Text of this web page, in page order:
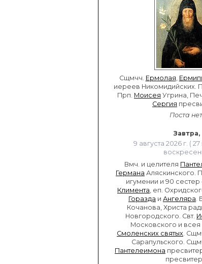
Сщмчч. Ермолая
иереев Никомидийских.
Прп. Моисея Угрина,
Сергия
Поста
Завтра,
9 августа 2026 г. ( 27
Вмч. и целителя
Германа Аляскинского.
игумении и 90 сестер
Климента , еп.
Горазда и Ангеляра .
Кочанова, Христа
Новгородского. Свт.
Московского и всея
Смоленских святых .
Сарапульского.
Пантелеимона